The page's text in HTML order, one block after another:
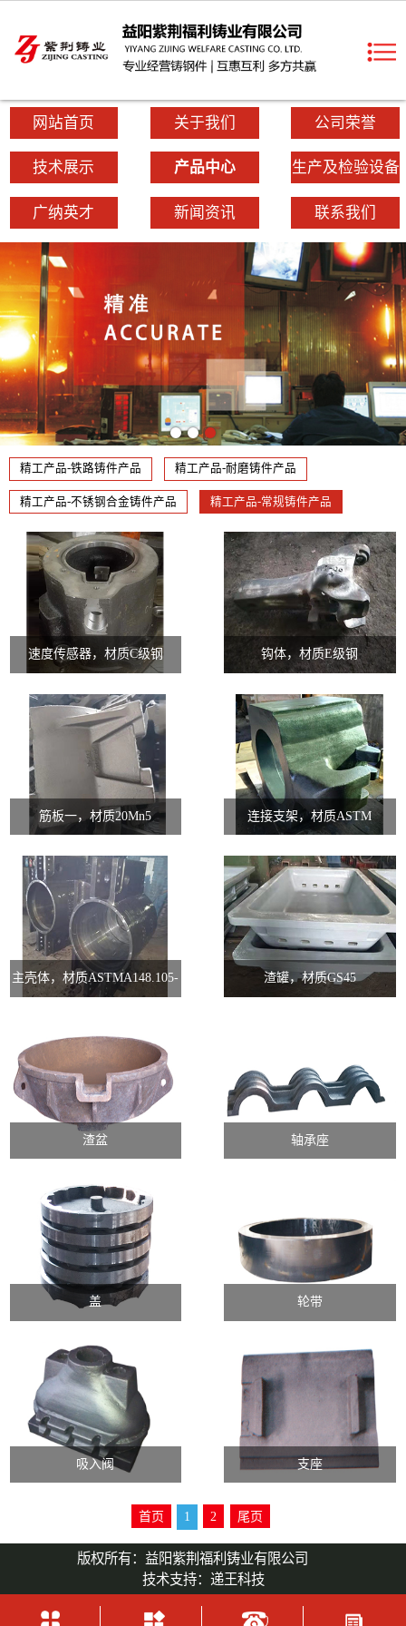
网站首页 关于我们 公司荣誉
技术展示 产品中心 生产及检验设备
广纳英才 新闻资讯 联系我们
精工产品-铁路铸件产品 精工产品-耐磨铸件产品
精工产品-不锈钢合金铸件产品 精工产品-常规铸件产品
速度传感器，材质C级钢 钩体，材质E级钢
筋板一，材质20Mn5 连接支架，材质ASTM
主壳体，材质ASTMA148.105- 渣罐，材质GS45
渣盆 轴承座
盖 轮带
吸入阀 支座
首页 1 2 尾页
版权所有：益阳紫荆福利铸业有限公司
技术支持： 递王科技